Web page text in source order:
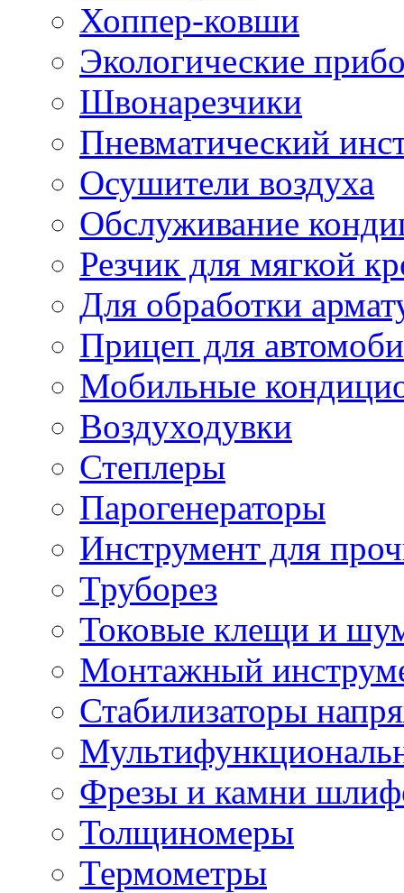
Хоппер-ковши
Экологические
Швонарезчики
Пневматический
Осушители воздуха
Обслуживание
Резчик для мягкой
Для обработки
Прицеп для
Мобильные
Воздуходувки
Степлеры
Парогенераторы
Инструмент для
Труборез
Токовые клещи и
Монтажный
Стабилизаторы
Фрезы и камни
Толщиномеры
Термометры